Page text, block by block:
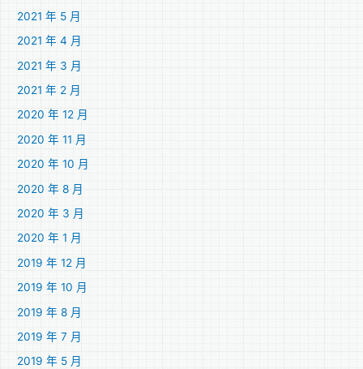
2021 年 5 月
2021 年 4 月
2021 年 3 月
2021 年 2 月
2020 年 12 月
2020 年 11 月
2020 年 10 月
2020 年 8 月
2020 年 3 月
2020 年 1 月
2019 年 12 月
2019 年 10 月
2019 年 8 月
2019 年 7 月
2019 年 5 月